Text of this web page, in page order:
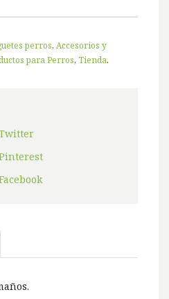
perros, Accesorios y
para Perros, Tienda.